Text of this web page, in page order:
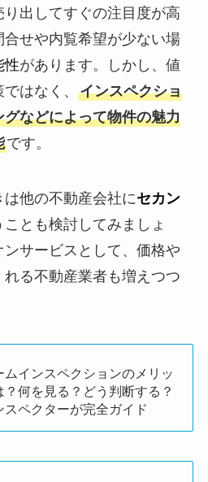
り出してすぐの注目度が高
せや内覧希望が少ない場
性があります。しかし、値
はなく、 インスペクショ
などによって物件の魅力
です。
他の不動産会社にセカン
とも検討してみましょ
サービスとして、価格や
る不動産業者も増えつつ
ムインスペクションのメリッ
？何を見る？どう判断する？
スペクターが完全ガイド